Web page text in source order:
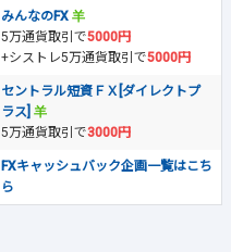
みんなのFX
5万通貨取引で5000円
+シストレ5万通貨取引で5000円
セントラル短資ＦＸ[ダイレクトプ
ラス]
5万通貨取引で3000円
FXキャッシュバック企画一覧はこち
ら